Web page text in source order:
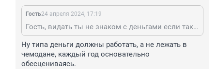
Гость24 апреля 2024, 17:19
Гость, видать ты не знаком с деньгами если такие выводы у тебя 😂
Ну типа деньги должны работать, а не лежать в
чемодане, каждый год основательно
обесцениваясь.